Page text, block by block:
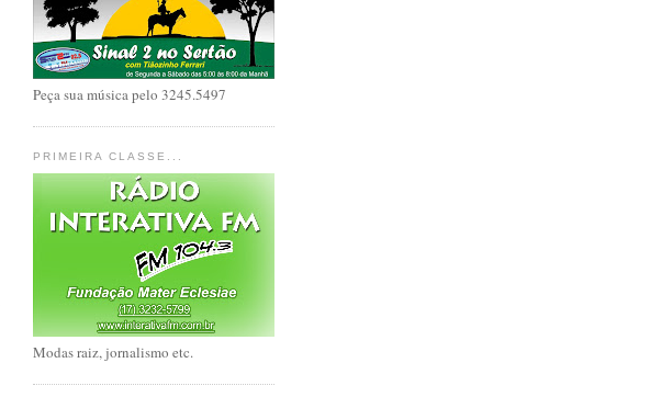
Peça sua música pelo 3245.5497
PRIMEIRA CLASSE...
Modas raiz, jornalismo etc.